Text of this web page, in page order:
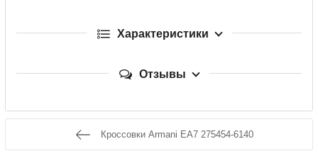
Характеристики
Отзывы
Кроссовки Armani EA7 275454-6140